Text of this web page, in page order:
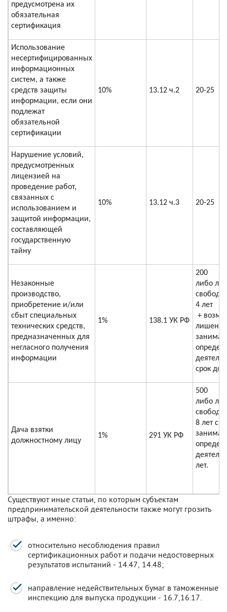
предусмотрена их
обязательная
сертификация
Использование
несертифицированных
информационных
систем, а также
средств защиты
информации, если они
подлежат
обязательной
сертификации
10% 13.12 ч.2 20-25
Нарушение условий,
предусмотренных
лицензией на
проведение работ,
связанных с
использованием и
защитой информации,
составляющей
государственную
тайну
10% 13.12 ч.3 20-25
Незаконные
производство,
приобретение и/или
сбыт специальных
технических средств,
предназначенных для
негласного получения
информации
1% 138.1 УК РФ
200
либо
свободы
4 лет
+
срок до
Дача взятки
должностному лицу
1% 291 УК РФ
500
либо
свободы
8 лет с
лет.
Существуют иные статьи, по которым субъектам
предпринимательской деятельности также могут грозить
штрафы, а именно:
относительно несоблюдения правил
сертификационных работ и подачи недостоверных
результатов испытаний - 14.47, 14.48;
направление недействительных бумаг в таможенные
инспекцию для выпуска продукции - 16.7,16.17.